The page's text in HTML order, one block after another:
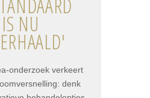
NU
onderzoek verkeert
denk